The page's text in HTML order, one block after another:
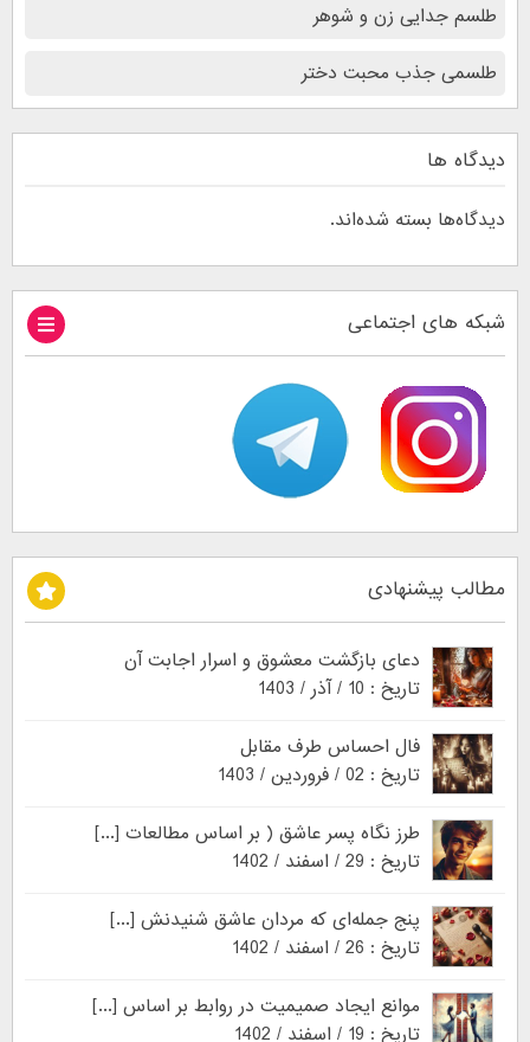
طلسم جدایی زن و شوهر
طلسمی جذب محبت دختر
دیدگاه ها
دیدگاه‌ها بسته شده‌اند.
شبکه های اجتماعی
مطالب پیشنهادی
دعای بازگشت معشوق و اسرار اجابت آن
تاریخ : 10 / آذر / 1403
فال احساس طرف مقابل
تاریخ : 02 / فروردین / 1403
طرز نگاه پسر عاشق ( بر اساس مطالعات [...]
تاریخ : 29 / اسفند / 1402
پنج جمله‌ای که مردان عاشق شنیدنش [...]
تاریخ : 26 / اسفند / 1402
موانع ایجاد صمیمیت در روابط بر اساس [...]
تاریخ : 19 / اسفند / 1402